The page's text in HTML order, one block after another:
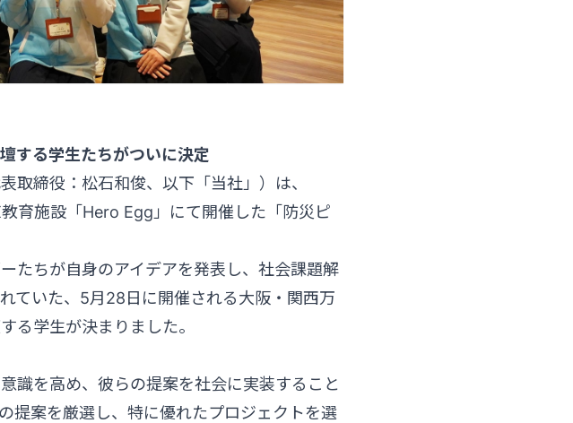
する学生たちがついに決定
締役：松石和俊、以下「当社」）は、
育施設「Hero Egg」にて開催した「防災ピ
たちが自身のアイデアを発表し、社会課題解
ていた、5月28日に開催される大阪・関西万
る学生が決まりました。
識を高め、彼らの提案を社会に実装すること
提案を厳選し、特に優れたプロジェクトを選